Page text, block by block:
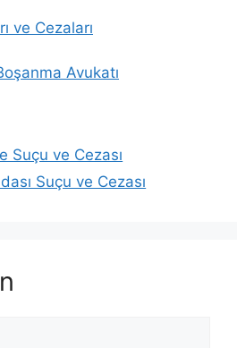
ve Cezaları
Avukatı
Suçu ve Cezası
Suçu ve Cezası